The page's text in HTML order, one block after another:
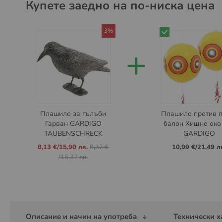
Купете заедно на по-ниска цена
3%
Плашило за гълъби
Гарван GARDIGO
TAUBENSCHRECK
Промо
8,13 €/15,90 лв. 8,37 €
/16,37 лв.
+
Плашилo против
балон Хищно
GARDIGO
10,99 €/21,49
Описание и начин на употреба Технически